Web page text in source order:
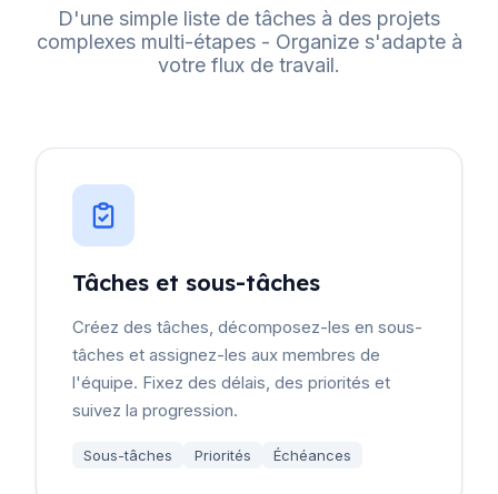
D'une simple liste de tâches à des projets
complexes multi-étapes - Organize s'adapte à
votre flux de travail.
Tâches et sous-tâches
Créez des tâches, décomposez-les en sous-
tâches et assignez-les aux membres de
l'équipe. Fixez des délais, des priorités et
suivez la progression.
Sous-tâches Priorités Échéances